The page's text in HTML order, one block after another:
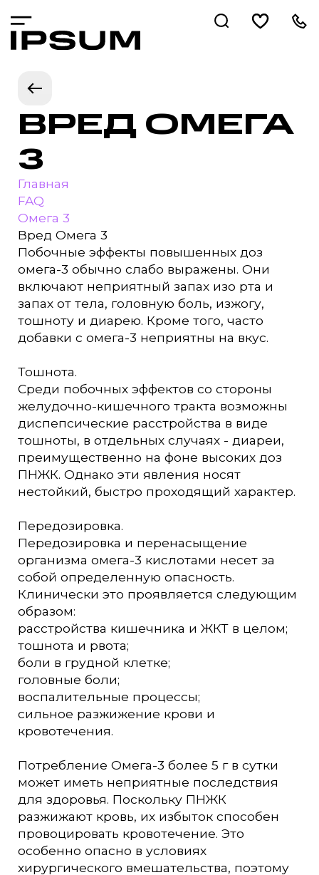
ВРЕД ОМЕГА
3
Главная
FAQ
Омега 3
Вред Омега 3
Побочные эффекты повышенных доз
омега-3 обычно слабо выражены. Они
включают неприятный запах изо рта и
запах от тела, головную боль, изжогу,
тошноту и диарею. Кроме того, часто
добавки с омега-3 неприятны на вкус.
Тошнота.
Среди побочных эффектов со стороны
желудочно-кишечного тракта возможны
диспепсические расстройства в виде
тошноты, в отдельных случаях - диареи,
преимущественно на фоне высоких доз
ПНЖК. Однако эти явления носят
нестойкий, быстро проходящий характер.
Передозировка.
Передозировка и перенасыщение
организма омега-3 кислотами несет за
собой определенную опасность.
Клинически это проявляется следующим
образом:
расстройства кишечника и ЖКТ в целом;
тошнота и рвота;
боли в грудной клетке;
головные боли;
воспалительные процессы;
сильное разжижение крови и
кровотечения.
Потребление Омега-3 более 5 г в сутки
может иметь неприятные последствия
для здоровья. Поскольку ПНЖК
разжижают кровь, их избыток способен
провоцировать кровотечение. Это
особенно опасно в условиях
хирургического вмешательства, поэтому